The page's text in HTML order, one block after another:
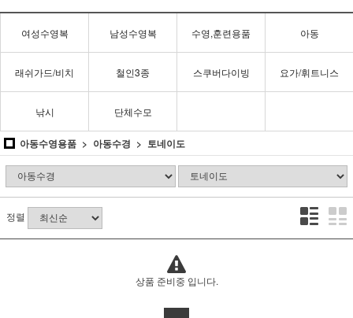
여성수영복 남성수영복 수영,훈련용품 아동
래쉬가드/비치 철인3종 스쿠버다이빙 요가/휘트니스
낚시 단체수모
아동수영용품 아동수경 토네이도
정렬
상품 준비중 입니다.